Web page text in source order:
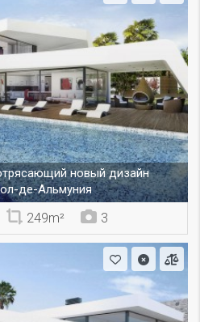
новый дизайн
де-Альмуния
249m² 3